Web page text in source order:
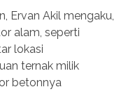
Ervan Akil mengaku,
alam, seperti
lokasi
ternak milik
betonnya